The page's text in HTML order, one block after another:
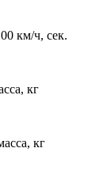
км/ч, сек.
кг
кг